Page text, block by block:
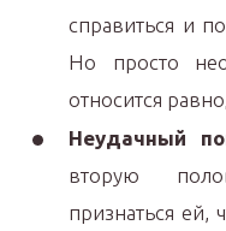
справиться и
Но просто
относится
Неудачный
вторую
признаться ей,